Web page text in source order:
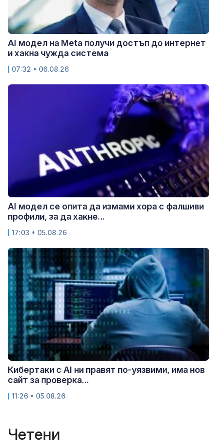
AI модел на Meta получи достъп до интернет
и хакна чужда система
07:32 • 06.08.26
AI модел се опита да измами хора с фалшиви
профили, за да хакне...
17:03 • 05.08.26
Кибертаки с AI ни правят по-уязвими, има нов
сайт за проверка...
11:26 • 05.08.26
Четени